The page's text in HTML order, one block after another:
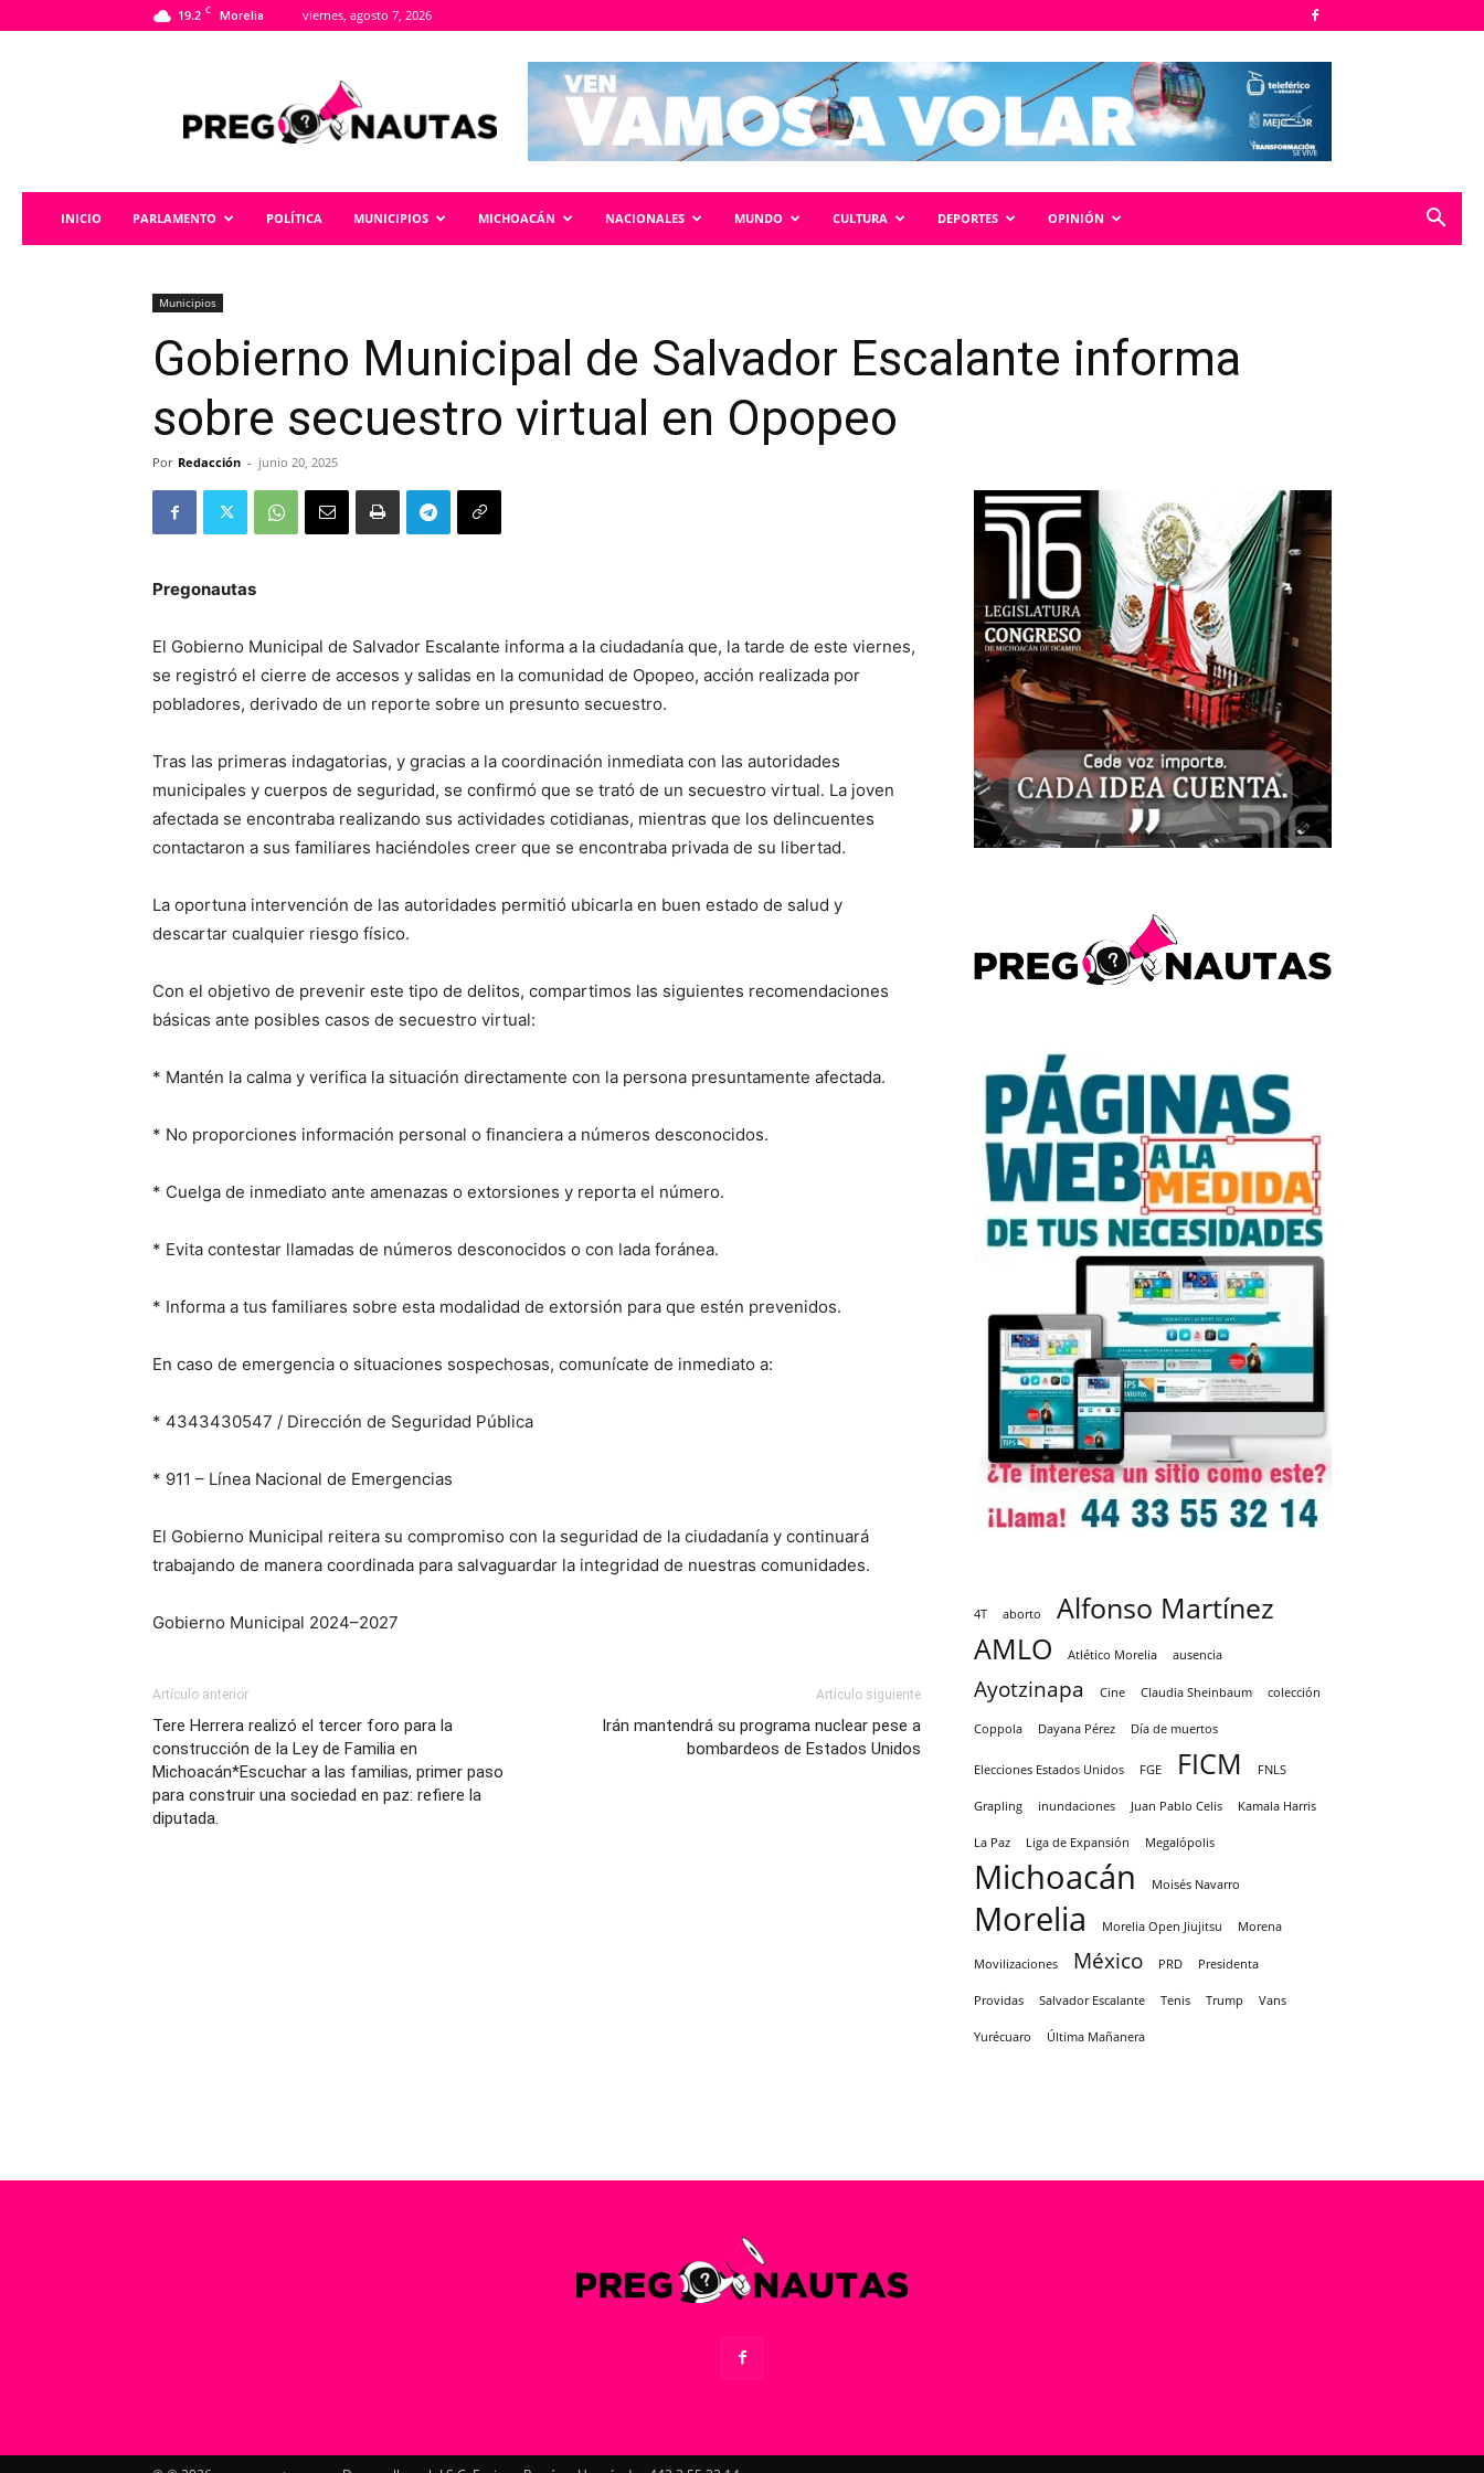
19.2 C Morelia viernes, agosto 7, 2026
INICIO PARLAMENTO POLÍTICA MUNICIPIOS MICHOACÁN NACIONALES MUNDO CULTURA DEPORTES OPINIÓN
Municipios
Gobierno Municipal de Salvador Escalante informa
sobre secuestro virtual en Opopeo
Por Redacción - junio 20, 2025
Pregonautas
El Gobierno Municipal de Salvador Escalante informa a la ciudadanía que, la tarde de este viernes,
se registró el cierre de accesos y salidas en la comunidad de Opopeo, acción realizada por
pobladores, derivado de un reporte sobre un presunto secuestro.
Tras las primeras indagatorias, y gracias a la coordinación inmediata con las autoridades
municipales y cuerpos de seguridad, se confirmó que se trató de un secuestro virtual. La joven
afectada se encontraba realizando sus actividades cotidianas, mientras que los delincuentes
contactaron a sus familiares haciéndoles creer que se encontraba privada de su libertad.
La oportuna intervención de las autoridades permitió ubicarla en buen estado de salud y
descartar cualquier riesgo físico.
Con el objetivo de prevenir este tipo de delitos, compartimos las siguientes recomendaciones
básicas ante posibles casos de secuestro virtual:
* Mantén la calma y verifica la situación directamente con la persona presuntamente afectada.
* No proporciones información personal o financiera a números desconocidos.
* Cuelga de inmediato ante amenazas o extorsiones y reporta el número.
* Evita contestar llamadas de números desconocidos o con lada foránea.
* Informa a tus familiares sobre esta modalidad de extorsión para que estén prevenidos.
En caso de emergencia o situaciones sospechosas, comunícate de inmediato a:
* 4343430547 / Dirección de Seguridad Pública
* 911 – Línea Nacional de Emergencias
El Gobierno Municipal reitera su compromiso con la seguridad de la ciudadanía y continuará
trabajando de manera coordinada para salvaguardar la integridad de nuestras comunidades.
Gobierno Municipal 2024–2027
Artículo anterior
Tere Herrera realizó el tercer foro para la
construcción de la Ley de Familia en
Michoacán*Escuchar a las familias, primer paso
para construir una sociedad en paz: refiere la
diputada.
Artículo siguiente
Irán mantendrá su programa nuclear pese a
bombardeos de Estados Unidos
4T aborto
Alfonso Martínez
AMLO
Atlético Morelia ausencia
Ayotzinapa Cine Claudia Sheinbaum colección
Coppola Dayana Pérez Día de muertos
Elecciones Estados Unidos FGE FICM FNLS
Grapling inundaciones Juan Pablo Celis Kamala Harris
La Paz Liga de Expansión Megalópolis
Michoacán Moisés Navarro
Morelia Morelia Open Jiujitsu Morena
Movilizaciones México PRD Presidenta
Providas Salvador Escalante Tenis Trump Vans
Yurécuaro Última Mañanera